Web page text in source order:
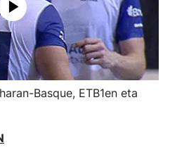
Basque, ETB1en eta